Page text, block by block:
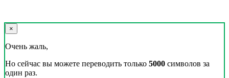
×
Очень жаль,
Но сейчас вы можете переводить только 5000 символов за
один раз.